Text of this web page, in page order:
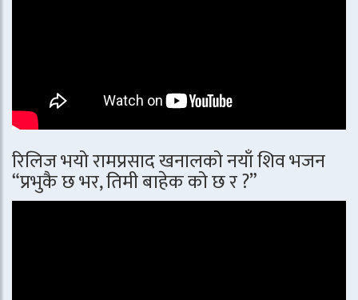
रिलिज भयो रामप्रसाद खनालको नयाँ शिव भजन
“प्रभुकै छ भर, तिमी बाहेक को छ र ?”